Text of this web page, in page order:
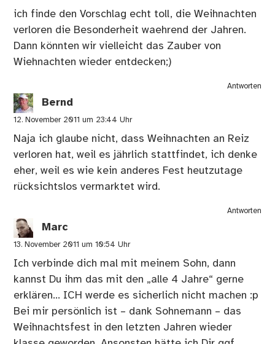
ich finde den Vorschlag echt toll, die Weihnachten
verloren die Besonderheit waehrend der Jahren.
Dann könnten wir vielleicht das Zauber von
Wiehnachten wieder entdecken;)
Antworten
Bernd
12. November 2011 um 23:44 Uhr
Naja ich glaube nicht, dass Weihnachten an Reiz
verloren hat, weil es jährlich stattfindet, ich denke
eher, weil es wie kein anderes Fest heutzutage
rücksichtslos vermarktet wird.
Antworten
Marc
13. November 2011 um 10:54 Uhr
Ich verbinde dich mal mit meinem Sohn, dann
kannst Du ihm das mit den „alle 4 Jahre“ gerne
erklären… ICH werde es sicherlich nicht machen :p
Bei mir persönlich ist – dank Sohnemann – das
Weihnachtsfest in den letzten Jahren wieder